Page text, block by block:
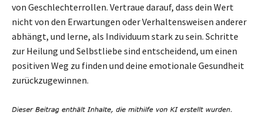
von Geschlechterrollen. Vertraue darauf, dass dein Wert
nicht von den Erwartungen oder Verhaltensweisen anderer
abhängt, und lerne, als Individuum stark zu sein. Schritte
zur Heilung und Selbstliebe sind entscheidend, um einen
positiven Weg zu finden und deine emotionale Gesundheit
zurückzugewinnen.